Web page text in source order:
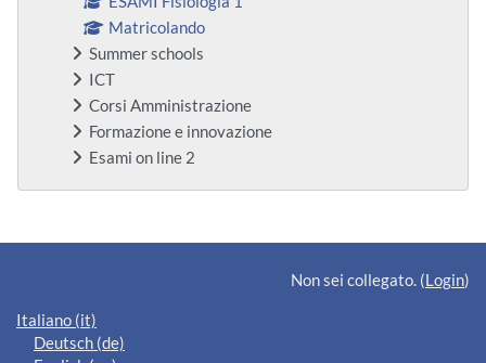
Matricolando
Summer schools
ICT
Corsi Amministrazione
Formazione e innovazione
Esami on line 2
Blocchi supplementari
Non sei collegato. (Login)
Italiano ‎(it)‎
Deutsch ‎(de)‎